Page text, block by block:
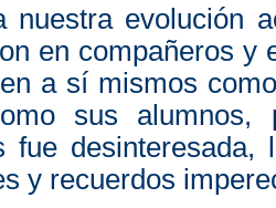
nuestra evolución
en compañeros y
a sí mismos
sus alumnos,
fue
y recuerdos